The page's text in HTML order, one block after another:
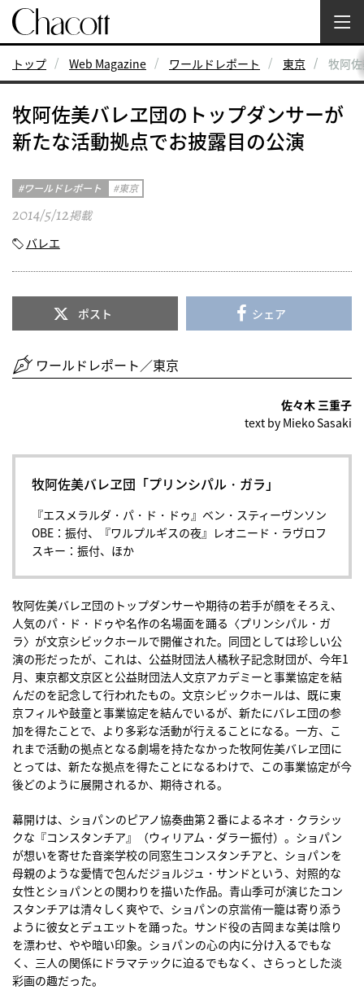
トップ Web Magazine ワールドレポート 東京 牧阿
牧阿佐美バレヱ団のトップダンサーが
新たな活動拠点でお披露目の公演
ワールドレポート 東京
2014/5/12掲載
バレエ
ポスト シェア
ワールドレポート／東京
佐々木 三重子
text by Mieko Sasaki
牧阿佐美バレヱ団「プリンシパル・ガラ」
『エスメラルダ・パ・ド・ドゥ』ベン・スティーヴンソン
OBE：振付、『ワルプルギスの夜』レオニード・ラヴロフ
スキー：振付、ほか
牧阿佐美バレヱ団のトップダンサーや期待の若手が顔をそろえ、
人気のパ・ド・ドゥや名作の名場面を踊る〈プリンシパル・ガ
ラ〉が文京シビックホールで開催された。同団としては珍しい公
演の形だったが、これは、公益財団法人橘秋子記念財団が、今年1
月、東京都文京区と公益財団法人文京アカデミーと事業協定を結
んだのを記念して行われたもの。文京シビックホールは、既に東
京フィルや鼓童と事業協定を結んでいるが、新たにバレエ団の参
加を得たことで、より多彩な活動が行えることになる。一方、こ
れまで活動の拠点となる劇場を持たなかった牧阿佐美バレヱ団に
とっては、新たな拠点を得たことになるわけで、この事業協定が今
後どのように展開されるか、期待される。
幕開けは、ショパンのピアノ協奏曲第２番によるネオ・クラシッ
クな『コンスタンチア』（ウィリアム・ダラー振付）。ショパン
が想いを寄せた音楽学校の同窓生コンスタンチアと、ショパンを
母親のような愛情で包んだジョルジュ・サンドという、対照的な
女性とショパンとの関わりを描いた作品。青山季可が演じたコン
スタンチアは清々しく爽やで、ショパンの京當侑一籠は寄り添う
ように彼女とデュエットを踊った。サンド役の吉岡まな美は陰り
を漂わせ、やや暗い印象。ショパンの心の内に分け入るでもな
く、三人の関係にドラマテックに迫るでもなく、さらっとした淡
彩画の趣だった。